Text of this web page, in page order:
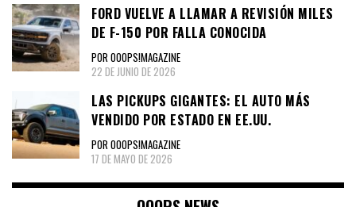
FORD VUELVE A LLAMAR A REVISIÓN MILES
DE F-150 POR FALLA CONOCIDA
POR OOOPS!MAGAZINE
22 DE JUNIO DE 2026
LAS PICKUPS GIGANTES: EL AUTO MÁS
VENDIDO POR ESTADO EN EE.UU.
POR OOOPS!MAGAZINE
17 DE MAYO DE 2026